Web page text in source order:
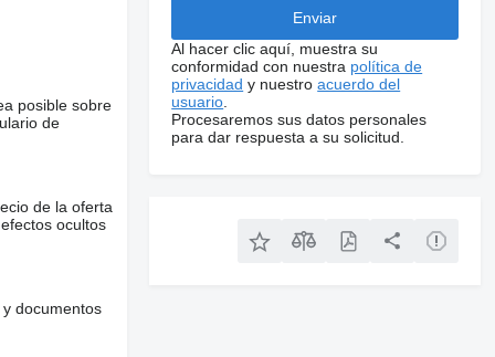
posible sobre
de
de la oferta
ocultos
documentos
Al hacer clic aquí, muestra su
conformidad con nuestra política de
privacidad y nuestroacuerdo del
usuario
Procesaremos sus datos personales
para dar respuesta a su solicitud.